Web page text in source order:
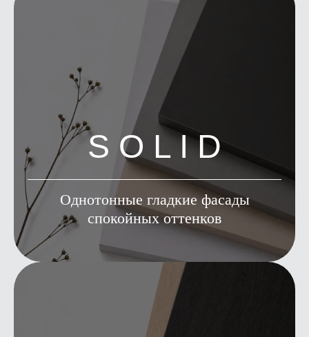
S O L I D
Однотонные гладкие фасады
спокойных оттенков